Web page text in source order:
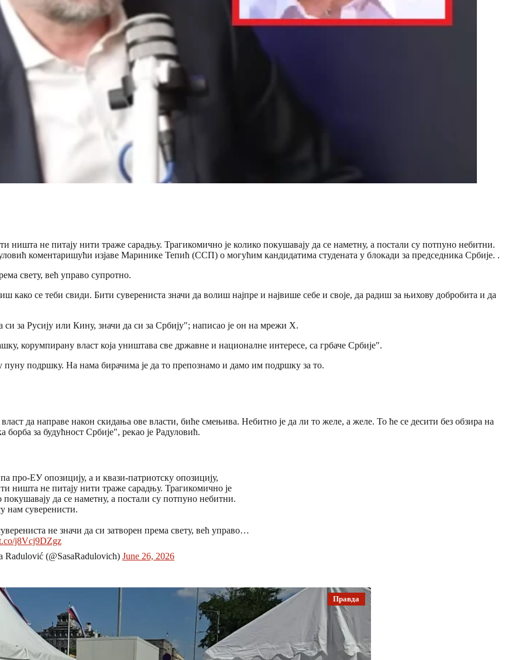
ништа не питају нити траже сарадњу. Трагикомично је колико покушавају да се наметну, а постали су потпуно небитни.
коментаришући изјаве Маринике Тепић (ССП) о могућим кандидатима студената у блокади за председника Србије. .
свету, већ управо супротно.
се теби свиди. Бити суверениста значи да волиш најпре и највише себе и своје, да радиш за њихову добробита и да
за Русију или Кину, значи да си за Србију"; написао је он на мрежи X.
корумпирану власт која уништава све државне и националне интересе, са грбаче Србије".
пуну подршку. На нама бирачима је да то препознамо и дамо им подршку за то.
да направе након скидања ове власти, биће смењива. Небитно је да ли то желе, а желе. То ће се десити без обзира на
за будућност Србије", рекао је Радуловић.
про-ЕУ опозицију, а и квази-патриотску опозицију,
ништа не питају нити траже сарадњу. Трагикомично је
покушавају да се наметну, а постали су потпуно небитни.
нам суверенисти.
не значи да си затворен према свету, већ управо…
j8Vcj9DZgz
Radulović (@SasaRadulovich) June 26, 2026
Правда